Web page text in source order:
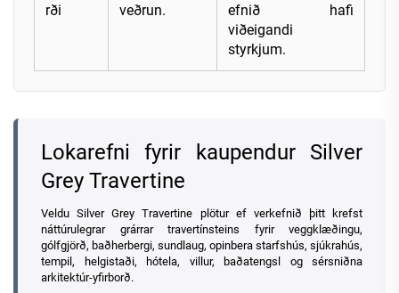
rði
veðrun.
efnið hafi
viðeigandi
styrkjum.
Lokarefni fyrir kaupendur Silver
Grey Travertine
Veldu Silver Grey Travertine plötur ef verkefnið þitt krefst
náttúrulegrar grárrar travertínsteins fyrir veggklæðingu,
gólfgjörð, baðherbergi, sundlaug, opinbera starfshús, sjúkrahús,
tempil, helgistaði, hótela, villur, baðatengsl og sérsniðna
arkitektúr-yfirborð.